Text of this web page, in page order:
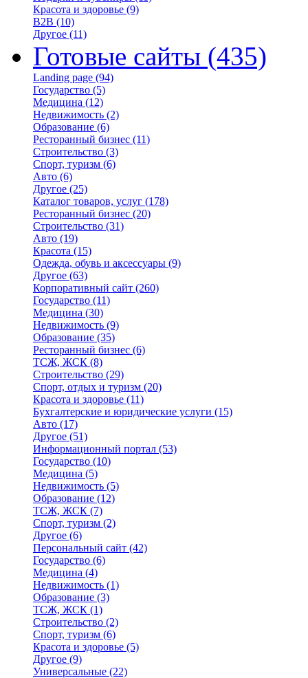
Красота и здоровье (9)
B2B (10)
Другое (11)
Готовые сайты (435)
Landing page (94)
Государство (5)
Медицина (12)
Недвижимость (2)
Образование (6)
Ресторанный бизнес (11)
Строительство (3)
Спорт, туризм (6)
Авто (6)
Другое (25)
Каталог товаров, услуг (178)
Ресторанный бизнес (20)
Строительство (31)
Авто (19)
Красота (15)
Одежда, обувь и аксессуары (9)
Другое (63)
Корпоративный сайт (260)
Государство (11)
Медицина (30)
Недвижимость (9)
Образование (35)
Ресторанный бизнес (6)
ТСЖ, ЖСК (8)
Строительство (29)
Спорт, отдых и туризм (20)
Красота и здоровье (11)
Бухгалтерские и юридические услуги (15)
Авто (17)
Другое (51)
Информационный портал (53)
Государство (10)
Медицина (5)
Недвижимость (5)
Образование (12)
ТСЖ, ЖСК (7)
Спорт, туризм (2)
Другое (6)
Персональный сайт (42)
Государство (6)
Медицина (4)
Недвижимость (1)
Образование (3)
ТСЖ, ЖСК (1)
Строительство (2)
Спорт, туризм (6)
Красота и здоровье (5)
Другое (9)
Универсальные (22)